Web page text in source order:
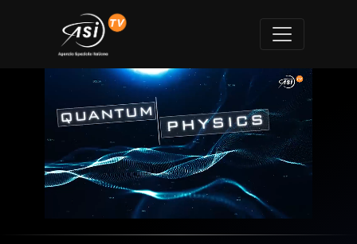
of